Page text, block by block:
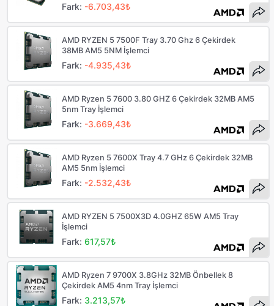
Fark: -6.703,43₺
AMD RYZEN 5 7500F Tray 3.70 Ghz 6 Çekirdek
38MB AM5 5NM İşlemci
Fark: -4.935,43₺
AMD Ryzen 5 7600 3.80 GHZ 6 Çekirdek 32MB AM5
5nm Tray İşlemci
Fark: -3.669,43₺
AMD Ryzen 5 7600X Tray 4.7 GHz 6 Çekirdek 32MB
AM5 5nm İşlemci
Fark: -2.532,43₺
AMD RYZEN 5 7500X3D 4.0GHZ 65W AM5 Tray
İşlemci
Fark:617,57₺
AMD Ryzen 7 9700X 3.8GHz 32MB Önbellek 8
Çekirdek AM5 4nm Tray İşlemci
Fark: 3.213,57₺